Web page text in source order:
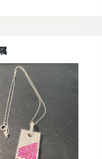
等のアクセサリー・貴
ダイヤモンド・ジュエ
ド品・時計等は特に
、高額査定を実現して
くて使わなくなって
セサリー、動かなくな
腕時計、多くのお品物
を実現しており、他店